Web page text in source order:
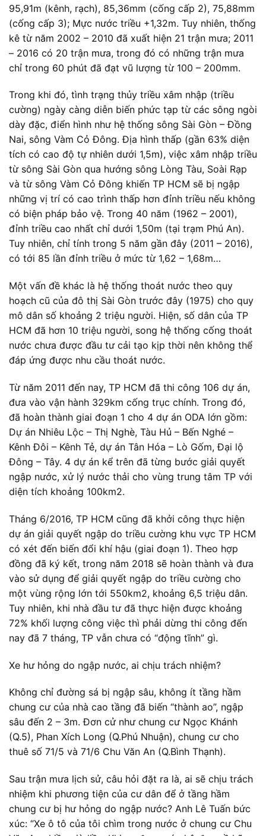
95,91m (kênh, rạch), 85,36mm (cống cấp 2), 75,88mm
(cống cấp 3); Mực nước triều +1,32m. Tuy nhiên, thống
kê từ năm 2002 – 2010 đã xuất hiện 21 trận mưa; 2011
– 2016 có 20 trận mưa, trong đó có những trận mưa
chỉ trong 60 phút đã đạt vũ lượng từ 100 – 200mm.
Trong khi đó, tình trạng thủy triều xâm nhập (triều
cường) ngày càng diễn biến phức tạp từ các sông ngòi
dày đặc, điển hình như hệ thống sông Sài Gòn – Đồng
Nai, sông Vàm Cỏ Đông. Địa hình thấp (gần 63% diện
tích có cao độ tự nhiên dưới 1,5m), việc xâm nhập triều
từ sông Sài Gòn qua hướng sông Lòng Tàu, Soài Rạp
và từ sông Vàm Cỏ Đông khiến TP HCM sẽ bị ngập
những vị trí có cao trình thấp hơn đỉnh triều nếu không
có biện pháp bảo vệ. Trong 40 năm (1962 – 2001),
đỉnh triều cao nhất chỉ dưới 1,50m (tại trạm Phú An).
Tuy nhiên, chỉ tính trong 5 năm gần đây (2011 – 2016),
có tới 85 lần đỉnh triều ở mức từ 1,62 – 1,68m…
Một vấn đề khác là hệ thống thoát nước theo quy
hoạch cũ của đô thị Sài Gòn trước đây (1975) cho quy
mô dân số khoảng 2 triệu người. Hiện, số dân của TP
HCM đã hơn 10 triệu người, song hệ thống cống thoát
nước chưa được đầu tư cải tạo kịp thời nên không thể
đáp ứng được nhu cầu thoát nước.
Từ năm 2011 đến nay, TP HCM đã thi công 106 dự án,
đưa vào vận hành 329km cống trục chính. Trong đó,
đã hoàn thành giai đoạn 1 cho 4 dự án ODA lớn gồm:
Dự án Nhiêu Lộc – Thị Nghè, Tàu Hủ – Bến Nghé –
Kênh Đôi – Kênh Tẻ, dự án Tân Hóa – Lò Gốm, Đại lộ
Đông – Tây. 4 dự án kể trên đã từng bước giải quyết
ngập nước, xử lý nước thải cho vùng trung tâm TP với
diện tích khoảng 100km2.
Tháng 6/2016, TP HCM cũng đã khởi công thực hiện
dự án giải quyết ngập do triều cường khu vực TP HCM
có xét đến biến đổi khí hậu (giai đoạn 1). Theo hợp
đồng đã ký kết, trong năm 2018 sẽ hoàn thành và đưa
vào sử dụng để giải quyết ngập do triều cường cho
một vùng rộng lớn tới 550km2, khoảng 6,5 triệu dân.
Tuy nhiên, khi nhà đầu tư đã thực hiện được khoảng
72% khối lượng công việc thì phải dừng thi công đến
nay đã 7 tháng, TP vẫn chưa có “động tĩnh” gì.
Xe hư hỏng do ngập nước, ai chịu trách nhiệm?
Không chỉ đường sá bị ngập sâu, không ít tầng hầm
chung cư của nhà cao tầng đã biến “thành ao”, ngập
sâu đến 2 – 3m. Đơn cử như chung cư Ngọc Khánh
(Q.5), Phan Xích Long (Q.Phú Nhuận), chung cư cho
thuê số 71/5 và 71/6 Chu Văn An (Q.Bình Thạnh).
Sau trận mưa lịch sử, câu hỏi đặt ra là, ai sẽ chịu trách
nhiệm khi phương tiện của cư dân để ở tầng hầm
chung cư bị hư hỏng do ngập nước? Anh Lê Tuấn bức
xúc: “Xe ô tô của tôi chìm trong nước ở chung cư Chu